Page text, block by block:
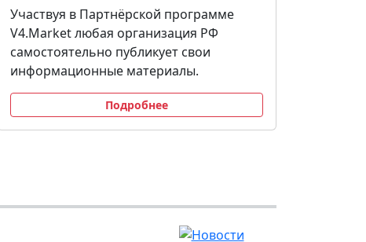
Участвуя в Партнёрской программе
V4.Market любая организация РФ
самостоятельно публикует свои
информационные материалы.
Подробнее